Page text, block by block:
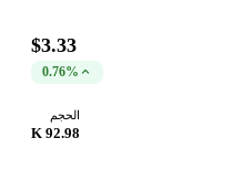
$3.33
0.76%
الحجم
92.98 K